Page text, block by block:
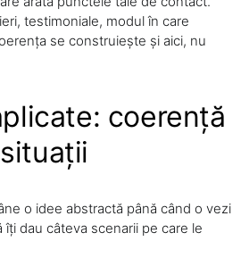
testimoniale, modul în care
se construiește și aici, nu
coerență
o idee abstractă până când o vezi
îți dau câteva scenarii pe care le